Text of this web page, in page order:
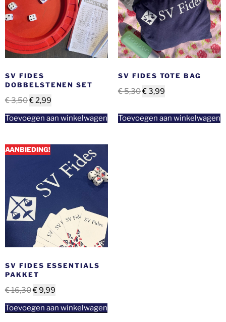
SV FIDES
DOBBELSTENEN SET
€3,50€2,99
Toevoegen aan winkelwagen
SV FIDES TOTE BAG
€5,30€3,99
Toevoegen aan winkelwagen
AANBIEDING!
SV FIDES ESSENTIALS
PAKKET
€16,30€9,99
Toevoegen aan winkelwagen